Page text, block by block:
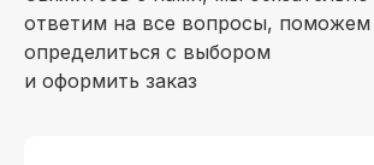
ответим на все вопросы, поможем
определиться с выбором
и оформить заказ